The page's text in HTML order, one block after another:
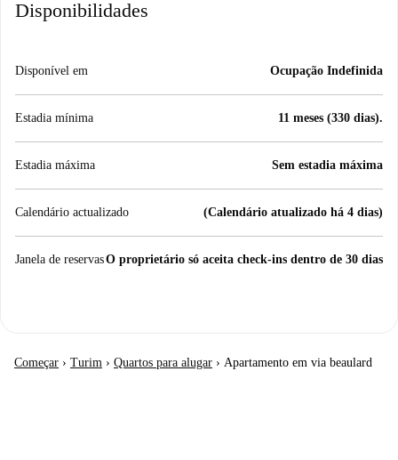
Disponibilidades
Disponível em Ocupação Indefinida
Estadia mínima 11 meses (330 dias).
Estadia máxima Sem estadia máxima
Calendário actualizado (Calendário atualizado há 4 dias)
Janela de reservasO proprietário só aceita check-ins dentro de 30 dias
Começar › Turim › Quartos para alugar › Apartamento em via beaulard